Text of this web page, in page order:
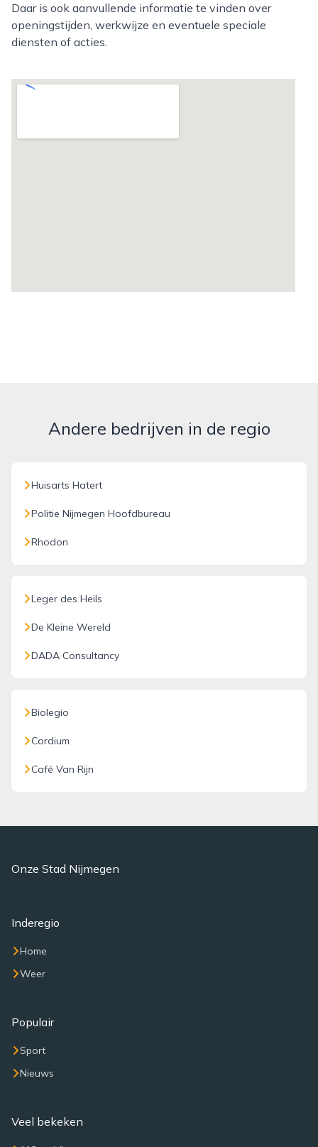
Daar is ook aanvullende informatie te vinden over
openingstijden, werkwijze en eventuele speciale
diensten of acties.
Andere bedrijven in de regio
Huisarts Hatert
Politie Nijmegen Hoofdbureau
Rhodon
Leger des Heils
De Kleine Wereld
DADA Consultancy
Biolegio
Cordium
Café Van Rijn
Onze Stad Nijmegen
Inderegio
Home
Weer
Populair
Sport
Nieuws
Veel bekeken